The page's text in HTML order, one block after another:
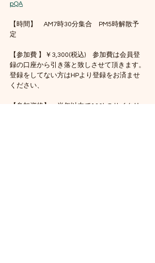
pQA
【時間】　AM7時30分集合　PM5時解散予
定
【参加費 】￥3,300(税込)　参加費は会員登
録の口座から引き落と致しさせて頂きます。
登録をしてない方はHPより登録をお済ませ
ください、
【参加資格】　半年以内で100kのサイクリ